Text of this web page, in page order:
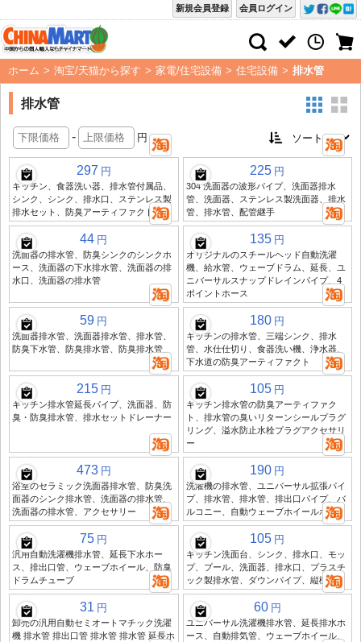
会員ログイン
新規会員登録
ホーム > 淘宝/天猫から探す > 家電/住宅設備 > 住宅設備 > 排水管
排水管
- 円
297 円
キッチン、食器洗い器、排水管付属品、
シンク、シンク、排水口、ステンレス製
排水セット、防臭アーティファクト
225 円
304 洗面器の波形パイプ、洗面器排水
管、洗面器、ステンレス製洗面器、排水
管、排水管、配管継手
44 円
洗面器の排水管、防臭シンクのシンクホ
ース、洗面器の下水排水管、洗面器の排
水口、洗面器の排水管
135 円
オリジナルのスチールヘッド自動洗濯
機、給水管、ウェーブドラム、延長、ユ
ニバーサルスナップドレインパイプ、4
ポイントホース
59 円
洗面器排水管、洗面器排水管、排水管、
防臭下水管、防臭排水管、防臭排水管
180 円
キッチンの排水管、三端シンク、排水
管、水仕仕切り、食器洗い機、浄水器、
下水道の防臭アーティファクト
215 円
キッチン排水管延長パイプ、洗面器、防
臭・防臭排水管、排水セットドレーナー
105 円
キッチン排水管の防臭アーティファク
ト、排水管の臭いリターンシールプラグ
リング、溢水防止水栓プラグアクセサリ
ー
473 円
浴室のセラミック洗面器排水管、防臭洗
面器のシンク排水管、洗面器の排水管、
洗面器の排水管、アクセサリー
190 円
洗濯機の排水管、ユニバーサル拡張パイ
プ、排水管、排水管、排出口パイプ、バ
ルコニー、自動ウェーブホイールホース
75 円
汎用自動洗濯機排水管、延長下水ホー
ス、排出口管、ウェーブホイール、防臭
ドラムチューブ
105 円
キッチン洗面台、シンク、排水口、モッ
プ、プール、洗面器、排水口、プラスチ
ック製排水管、ダウンパイプ、縦樋管
31 円
卸売の汎用自動セミオートマチック洗濯
機 排水管 排出口管 排水管 排水管 延長ホ
60 円
ユニバーサル洗濯機排水管、延長排水ホ
ース、自動排気管、ウェーブホイール、